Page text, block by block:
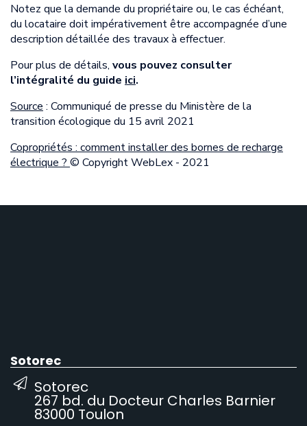
Notez que la demande du propriétaire ou, le cas échéant,
du locataire doit impérativement être accompagnée d’une
description détaillée des travaux à effectuer.
Pour plus de détails, vous pouvez consulter
l’intégralité du guide ici.
Source : Communiqué de presse du Ministère de la
transition écologique du 15 avril 2021
Copropriétés : comment installer des bornes de recharge
électrique ? © Copyright WebLex - 2021
Sotorec
Sotorec
267 bd. du Docteur Charles Barnier
83000 Toulon